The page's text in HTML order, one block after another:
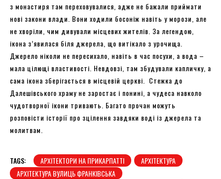
з монастиря там переховувалися, адже не бажали приймати
нові закони влади. Вони ходили босоніж навіть у морози, але
не хворіли, чим дивували місцевих жителів. За легендою,
ікона з’явилася біля джерела, що витікало з урочища.
Джерело ніколи не пересихало, навіть в час посухи, а вода –
мала цілющі властивості. Невдовзі, там збудували капличку, а
сама ікона зберігається в місцевій церкві. Стежка до
Далешівського храму не заростає і понині, а чудеса навколо
чудотворної ікони тривають. Багато прочан можуть
розповісти історії про зцілення завдяки воді із джерела та
молитвам.
TAGS: АРХІТЕКТОРИ НА ПРИКАРПАТТІ
АРХІТЕКТУРА
АРХІТЕКТУРА ВУЛИЦЬ ФРАНКІВСЬКА